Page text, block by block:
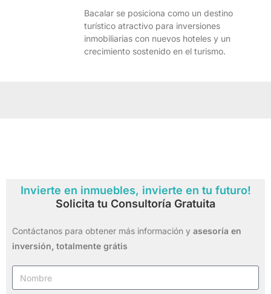
Bacalar se posiciona como un destino
turístico atractivo para inversiones
inmobiliarias con nuevos hoteles y un
crecimiento sostenido en el turismo.
Invierte en inmuebles, invierte en tu futuro!
Solicita tu Consultoría Gratuita
Contáctanos para obtener más información y asesoría en
inversión, totalmente grátis